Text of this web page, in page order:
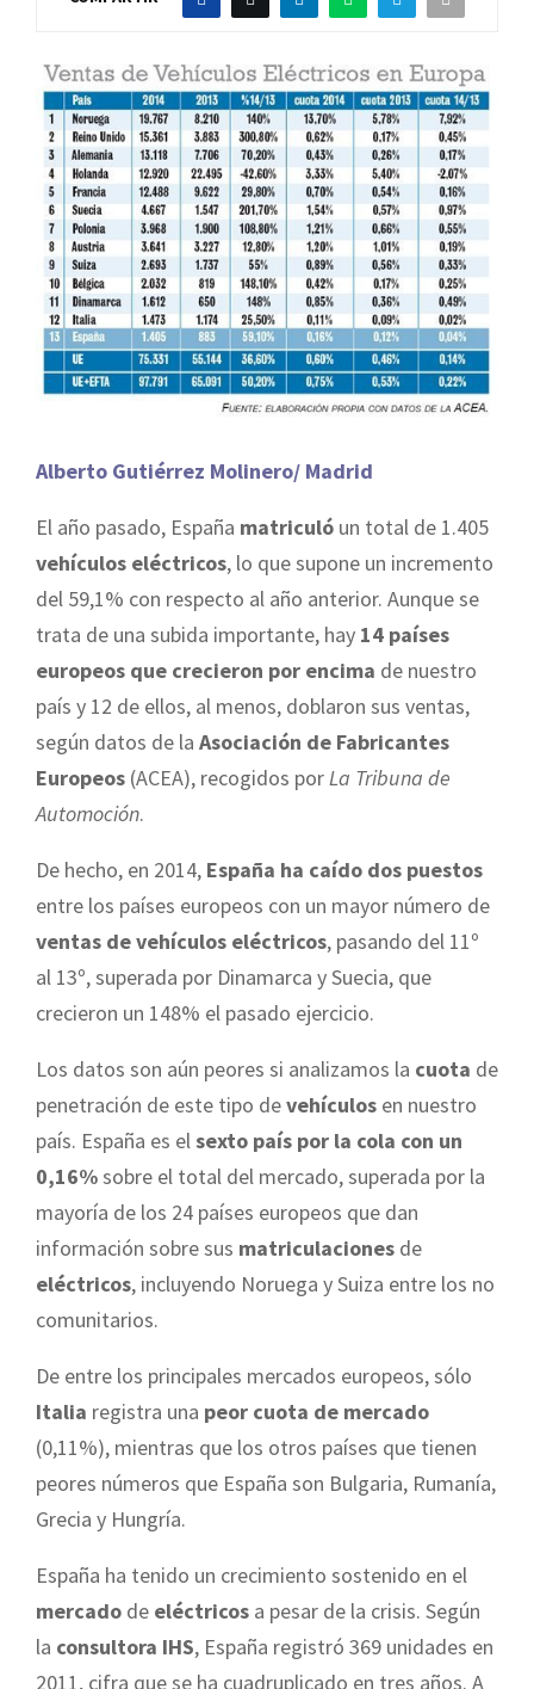
Alberto Gutiérrez Molinero/ Madrid
El año pasado, España matriculó un total de 1.405
vehículos eléctricos, lo que supone un incremento
del 59,1% con respecto al año anterior. Aunque se
trata de una subida importante, hay 14 países
europeos que crecieron por encima de nuestro
país y 12 de ellos, al menos, doblaron sus ventas,
según datos de la Asociación de Fabricantes
Europeos (ACEA), recogidos porLa Tribuna de
Automoción.
De hecho, en 2014, España ha caído dos puestos
entre los países europeos con un mayor número de
ventas de vehículos eléctricos, pasando del 11º
al 13º, superada por Dinamarca y Suecia, que
crecieron un 148% el pasado ejercicio.
Los datos son aún peores si analizamos la cuota de
penetración de este tipo devehículos en nuestro
país. España es elsexto país por la cola con un
0,16%sobre el total del mercado, superada por la
mayoría de los 24 países europeos que dan
información sobre sus matriculaciones de
eléctricos, incluyendo Noruega y Suiza entre los no
comunitarios.
De entre los principales mercados europeos, sólo
Italia registra una peor cuota de mercado
(0,11%), mientras que los otros países que tienen
peores números que España son Bulgaria, Rumanía,
Grecia y Hungría.
España ha tenido un crecimiento sostenido en el
mercado de eléctricos a pesar de la crisis. Según
la consultora IHS, España registró 369 unidades en
2011, cifra que se ha cuadruplicado en tres años. A